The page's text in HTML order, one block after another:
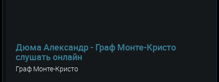
Дюма Александр - Граф Монте-Кристо
слушать онлайн
Граф Монте-Кристо